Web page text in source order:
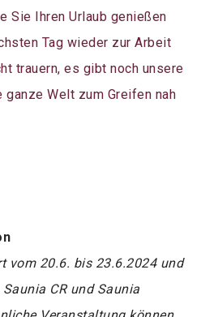
Sie Ihren Urlaub genießen
Tag wieder zur Arbeit
trauern, es gibt noch unsere
Welt zum Greifen nah
vom 20.6. bis 23.6.2024 und
CR und Saunia